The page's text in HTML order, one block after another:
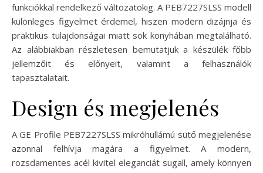
funkciókkal rendelkező változatokig. A PEB7227SLSS modell
különleges figyelmet érdemel, hiszen modern dizájnja és
praktikus tulajdonságai miatt sok konyhában megtalálható.
Az alábbiakban részletesen bemutatjuk a készülék főbb
jellemzőit és előnyeit, valamint a felhasználók
tapasztalatait.
Design és megjelenés
A GE Profile PEB7227SLSS mikróhullámú sütő megjelenése
azonnal felhívja magára a figyelmet. A modern,
rozsdamentes acél kivitel eleganciát sugall, amely könnyen